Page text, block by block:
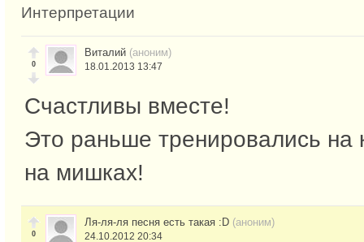
Интерпретации
0
Виталий (аноним)
18.01.2013 13:47
Счастливы вместе!
Это раньше тренировались на
на мишках!
0
Ля-ля-ля песня есть такая :D (аноним)
24.10.2012 20:34